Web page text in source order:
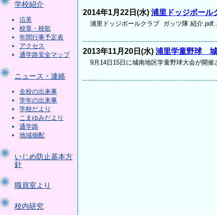
学校紹介
沿革
校章・校歌
年間行事予定表
アクセス
通学路安全マップ
ニュース・連絡
全校の出来事
学年の出来事
学校だより
こまゆみだより
通学路
地域個配
いじめ防止基本方
針
職員室より
校内研究
2014年1月22日(水) 浦里ドッジボール
浦里ドッジボールクラブ ガッツ隊 紹介
2013年11月20日(水) 浦里学童野球
9月14日15日に城南地区学童野球大会が開催